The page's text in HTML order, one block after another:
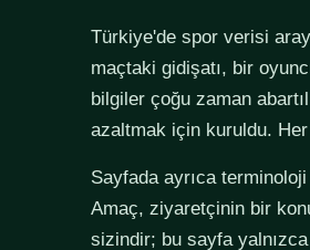
Türkiye'de spor verisi
maçtaki gidişatı, bir
bilgiler çoğu zaman
azaltmak için kuruldu.
Sayfada ayrıca
Amaç, ziyaretçinin bir
sizindir; bu sayfa